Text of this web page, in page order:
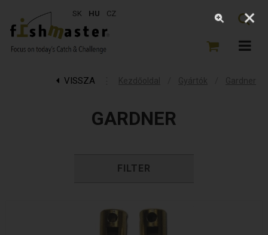
SK HU CZ
VISSZA Kezdőoldal Gyártók Gardner
GARDNER
FILTER